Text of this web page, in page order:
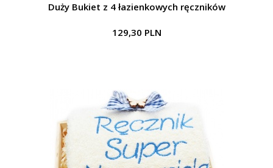
Duży Bukiet z 4 łazienkowych ręczników
129,30 PLN